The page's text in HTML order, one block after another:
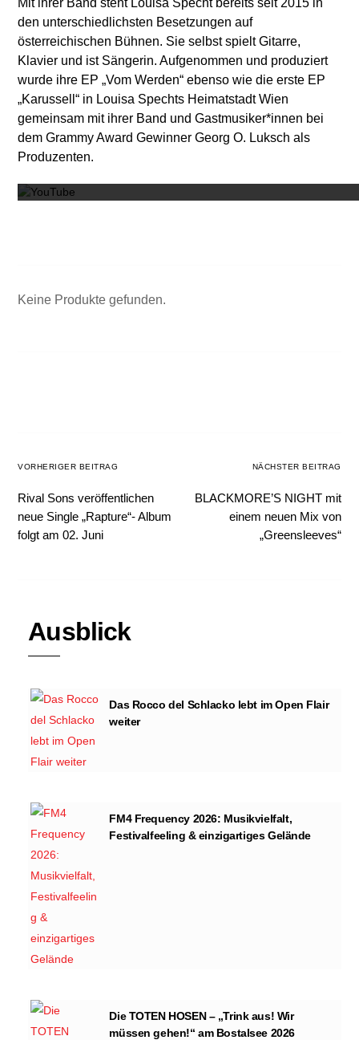
Mit ihrer Band steht Louisa Specht bereits seit 2015 in
den unterschiedlichsten Besetzungen auf
österreichischen Bühnen. Sie selbst spielt Gitarre,
Klavier und ist Sängerin. Aufgenommen und produziert
wurde ihre EP „Vom Werden“ ebenso wie die erste EP
„Karussell“ in Louisa Spechts Heimatstadt Wien
gemeinsam mit ihrer Band und Gastmusiker*innen bei
dem Grammy Award Gewinner Georg O. Luksch als
Produzenten.
Keine Produkte gefunden.
VORHERIGER BEITRAG
Rival Sons veröffentlichen
neue Single „Rapture“- Album
folgt am 02. Juni
NÄCHSTER BEITRAG
BLACKMORE’S NIGHT mit
einem neuen Mix von
„Greensleeves“
Ausblick
Das Rocco del Schlacko lebt im Open Flair
weiter
FM4 Frequency 2026: Musikvielfalt,
Festivalfeeling & einzigartiges Gelände
Die TOTEN HOSEN – „Trink aus! Wir
müssen gehen!“ am Bostalsee 2026